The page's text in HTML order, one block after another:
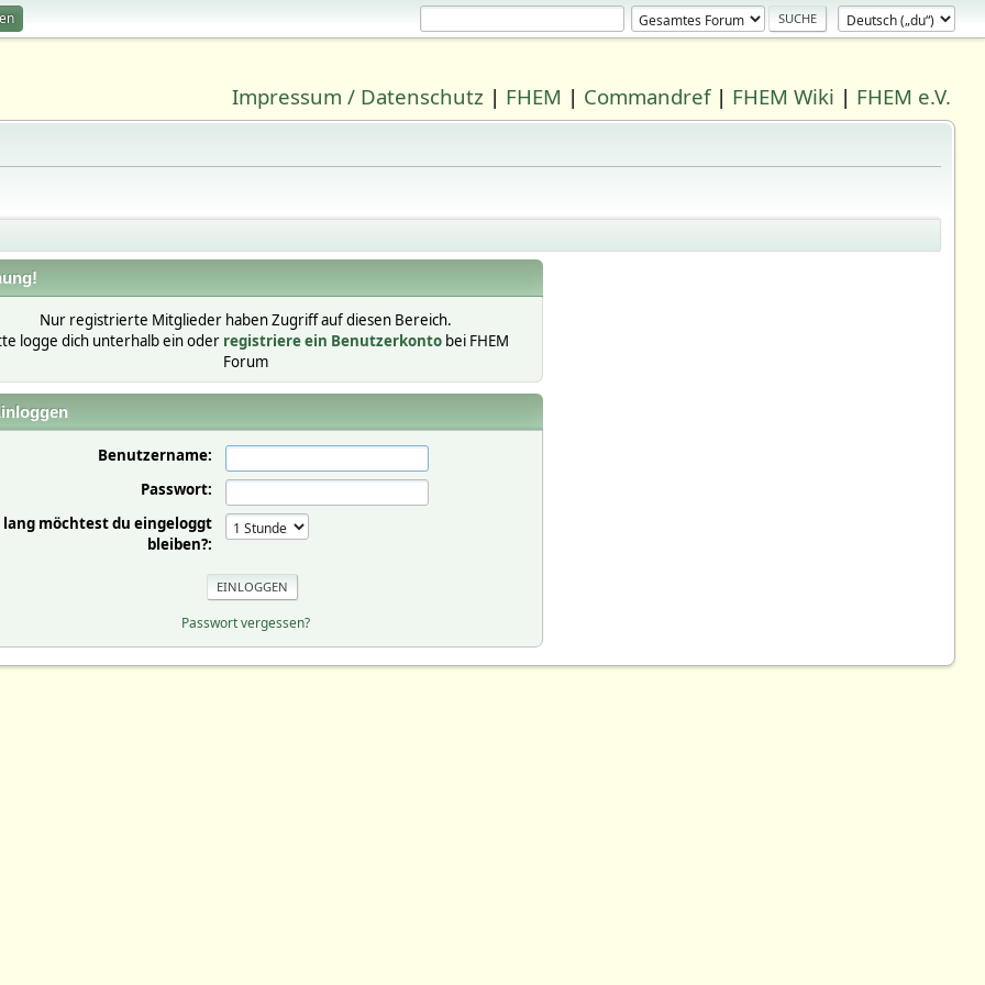
Impressum / Datenschutz | FHEM | Commandref| FHEM Wiki | FHEM e.V.
Nur registrierte Mitglieder haben Zugriff auf diesen Bereich.
logge dich unterhalb ein oder registriere ein Benutzerkontobei FHEM
Forum
Benutzername:
Passwort:
lang möchtest du eingeloggt
bleiben?:
Passwort vergessen?